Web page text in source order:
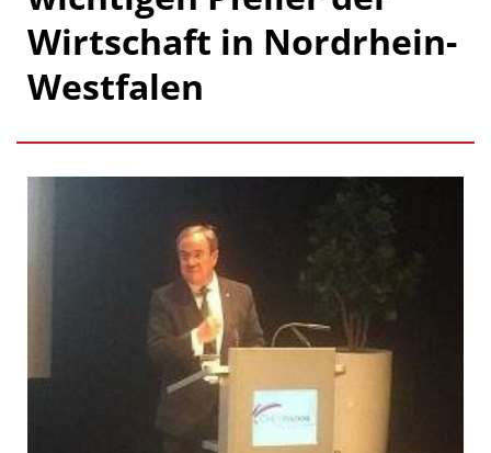
Wirtschaft in Nordrhein-
Westfalen